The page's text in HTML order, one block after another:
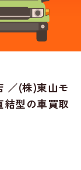
／(株)東山モ
結型の車買取